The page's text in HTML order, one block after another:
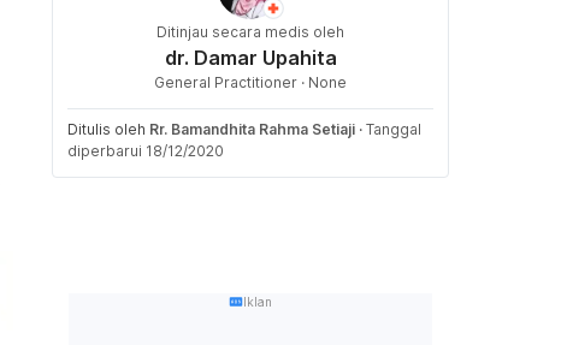
Ditinjau secara medis oleh
dr. Damar Upahita
General Practitioner · None
Ditulis oleh Rr. Bamandhita Rahma Setiaji · Tanggal
diperbarui 18/12/2020
Iklan